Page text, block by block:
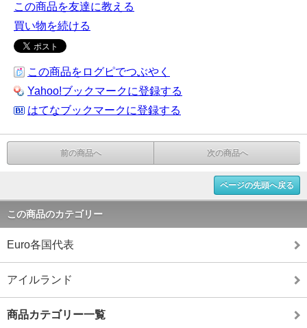
この商品を友達に教える
買い物を続ける
この商品をログピでつぶやく
Yahoo!ブックマークに登録する
はてなブックマークに登録する
前の商品へ 次の商品へ
ページの先頭へ戻る
この商品のカテゴリー
Euro各国代表
アイルランド
商品カテゴリー一覧